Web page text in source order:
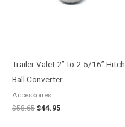
Trailer Valet 2” to 2-5/16” Hitch
Ball Converter
Accessoires
$58.65 $44.95